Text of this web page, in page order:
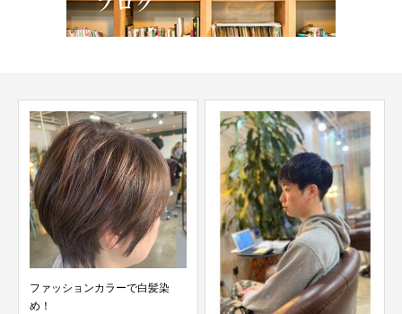
ファッションカラーで白髪染
め！